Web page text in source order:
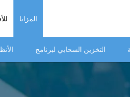
المزايا
التخزين السحابي لبرنامج